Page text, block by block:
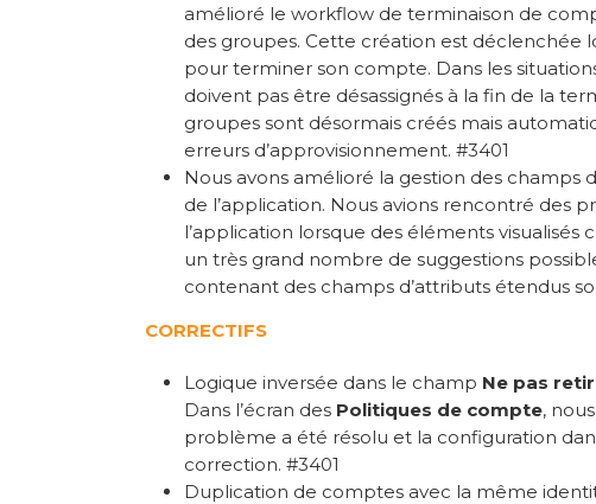
amélioré le workflow de terminaison de
des groupes. Cette création est déclenchée
pour terminer son compte. Dans les
doivent pas être désassignés à la fin de la
groupes sont désormais créés mais
erreurs d’approvisionnement. #3401
Nous avons amélioré la gestion des
de l’application. Nous avions rencontré des
l’application lorsque des éléments
un très grand nombre de suggestions
contenant des champs d’attributs étendus
CORRECTIFS
Logique inversée dans le champ Ne pas
Dans l’écran des Politiques de compte,
problème a été résolu et la configuration
correction. #3401
Duplication de comptes avec la même